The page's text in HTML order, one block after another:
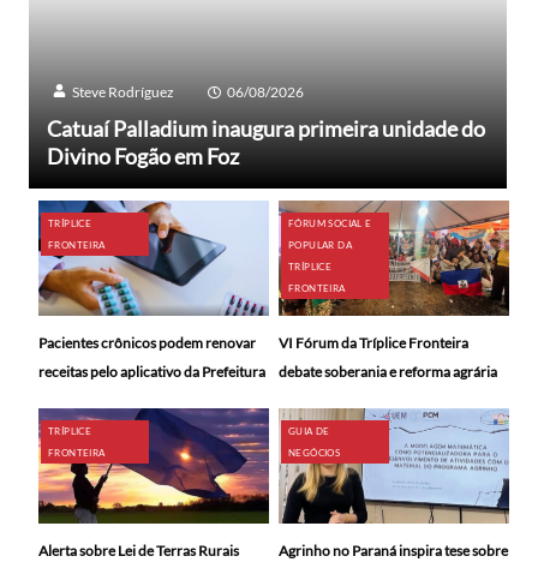
Steve Rodríguez 06/08/2026
Catuaí Palladium inaugura primeira unidade do
Divino Fogão em Foz
TRÍPLICE
FRONTEIRA
Pacientes crônicos podem renovar
receitas pelo aplicativo da Prefeitura
FÓRUM SOCIAL E
POPULAR DA
TRÍPLICE
FRONTEIRA
VI Fórum da Tríplice Fronteira
debate soberania e reforma agrária
TRÍPLICE
FRONTEIRA
Alerta sobre Lei de Terras Rurais
GUIA DE
NEGÓCIOS
Agrinho no Paraná inspira tese sobre